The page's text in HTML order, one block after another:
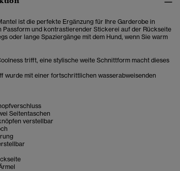
ist die perfekte Ergänzung für Ihre Garderobe in
Passform und kontrastierender Stickerei auf der Rückseite
oder lange Spaziergänge mit dem Hund, wenn Sie warm
trifft, eine stylische weite Schnittform macht dieses
wurde mit einer fortschrittlichen wasserabweisenden
Seitentaschen
verstellbar